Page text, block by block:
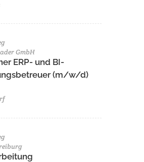
GmbH
ERP- und BI-
(m/w/d)